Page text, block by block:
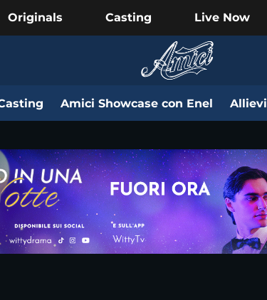
Originals Casting Live Now
Amici Showcase con Enel Allievi